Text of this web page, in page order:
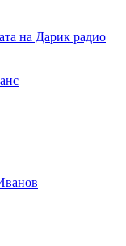
на Дарик радио